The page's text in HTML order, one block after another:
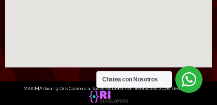
MAXIMA Racing Oils Colombia. Todos los Derechos Reservados. 2026. Desarrollo:
Chatea con Nosotros